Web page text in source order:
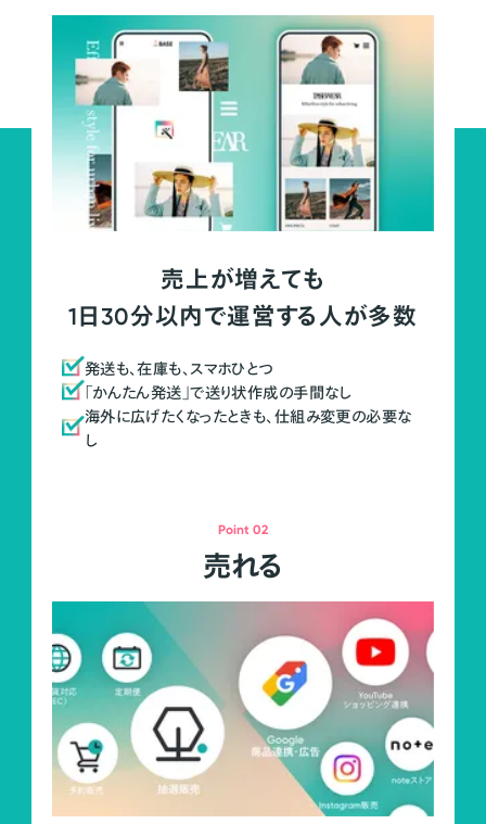
売上が増えても
1日30分以内で運営する人が多数
発送も、在庫も、スマホひとつ
「かんたん発送」で送り状作成の手間なし
海外に広げたくなったときも、仕組み変更の必要な
し
Point 02
売れる